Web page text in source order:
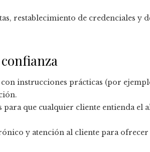
restablecimiento de credenciales y
instrucciones prácticas (por
que cualquier cliente entienda el
y atención al cliente para